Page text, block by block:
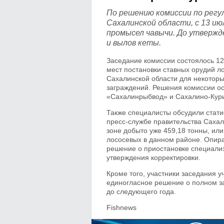
По решению комиссии по
Сахалинской области, с 13
промысел чавычи. До
и вылов кеты.
Заседание комиссии состоялось
мест постановки ставных орудий
Сахалинской области для
заграждений. Решения комиссии
«Сахалинрыбвод» и Сахалино-
Также специалисты обсудили
пресс-службе правительства
зоне добыто уже 459,18 тонны,
лососевых в данном районе.
решение о приостановке
утверждения корректировки.
Кроме того, участники
единогласное решение о полном
до следующего года.
Fishnews